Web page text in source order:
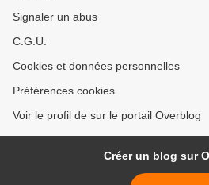
Signaler un abus
C.G.U.
Cookies et données personnelles
Préférences cookies
Voir le profil de sur le portail Overblog
Créer un blog sur